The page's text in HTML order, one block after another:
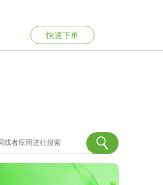
快速下单